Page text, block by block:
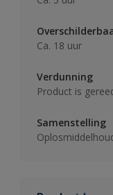
Ca. 18 uur
Verdunning
Product is
Samenstelling